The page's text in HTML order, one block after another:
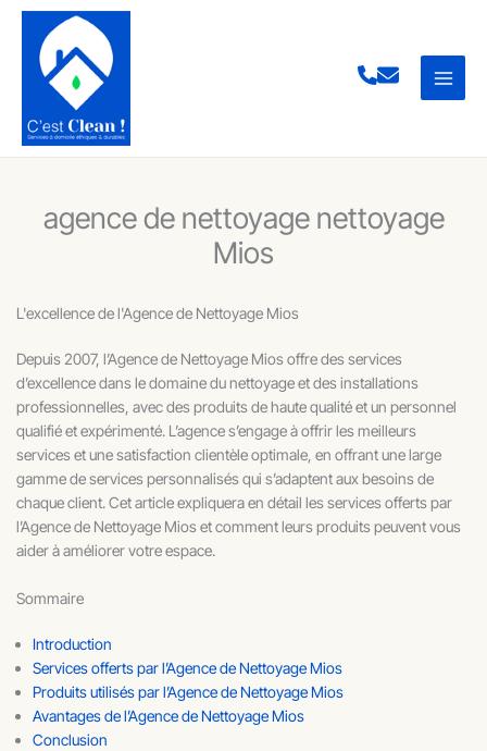
Aller
contenu
agence de nettoyage nettoyage
Mios
L'excellence de l'Agence de Nettoyage Mios
Depuis 2007, l’Agence de Nettoyage Mios offre des services
d’excellence dans le domaine du nettoyage et des installations
professionnelles, avec des produits de haute qualité et un personnel
qualifié et expérimenté. L’agence s’engage à offrir les meilleurs
services et une satisfaction clientèle optimale, en offrant une large
gamme de services personnalisés qui s’adaptent aux besoins de
chaque client. Cet article expliquera en détail les services offerts par
l’Agence de Nettoyage Mios et comment leurs produits peuvent vous
aider à améliorer votre espace.
Sommaire
Introduction
Services offerts par l’Agence de Nettoyage Mios
Produits utilisés par l’Agence de Nettoyage Mios
Avantages de l’Agence de Nettoyage Mios
Conclusion